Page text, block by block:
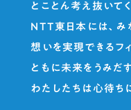
とことん考え抜いて
NTT東日本には、み
想いを実現できるフ
ともに未来をうみだ
わたしたちは心待ち